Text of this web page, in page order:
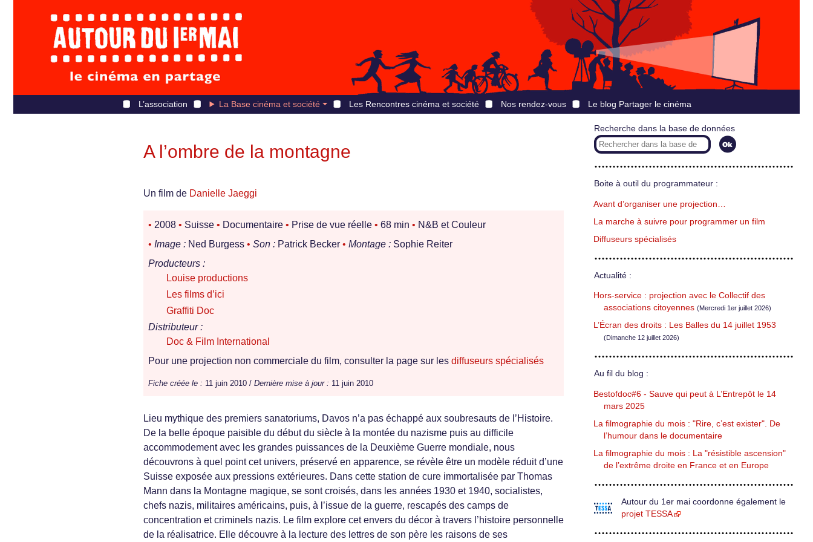
L’association La Base cinéma et société Les Rencontres cinéma et société Nos rendez-vous Le blog Partager le cinéma
A l’ombre de la montagne
Un film de Danielle Jaeggi
• 2008 • Suisse • Documentaire • Prise de vue réelle • 68 min • N&B et Couleur
• Image : Ned Burgess • Son : Patrick Becker • Montage : Sophie Reiter
Producteurs :
Louise productions
Les films d’ici
Graffiti Doc
Distributeur :
Doc & Film International
Pour une projection non commerciale du film, consulter la page sur les diffuseurs spécialisés
Fiche créée le : 11 juin 2010 / Dernière mise à jour : 11 juin 2010
Lieu mythique des premiers sanatoriums, Davos n’a pas échappé aux soubresauts de l’Histoire.
De la belle époque paisible du début du siècle à la montée du nazisme puis au difficile
accommodement avec les grandes puissances de la Deuxième Guerre mondiale, nous
découvrons à quel point cet univers, préservé en apparence, se révèle être un modèle réduit d’une
Suisse exposée aux pressions extérieures. Dans cette station de cure immortalisée par Thomas
Mann dans la Montagne magique, se sont croisés, dans les années 1930 et 1940, socialistes,
chefs nazis, militaires américains, puis, à l’issue de la guerre, rescapés des camps de
concentration et criminels nazis. Le film explore cet envers du décor à travers l’histoire personnelle
de la réalisatrice. Elle découvre à la lecture des lettres de son père les raisons de ses
Recherche dans la base de données
Boite à outil du programmateur :
Avant d’organiser une projection…
La marche à suivre pour programmer un film
Diffuseurs spécialisés
Actualité :
Hors-service : projection avec le Collectif des
associations citoyennes (Mercredi 1er juillet 2026)
L’Écran des droits : Les Balles du 14 juillet 1953
(Dimanche 12 juillet 2026)
Au fil du blog :
Bestofdoc#6 - Sauve qui peut à L’Entrepôt le 14
mars 2025
La filmographie du mois : "Rire, c’est exister". De
l’humour dans le documentaire
La filmographie du mois : La "résistible ascension"
de l’extrême droite en France et en Europe
Autour du 1er mai coordonne également le
projet TESSA